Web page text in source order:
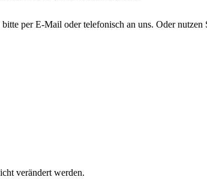
per E-Mail oder telefonisch an uns. Oder
verändert werden.